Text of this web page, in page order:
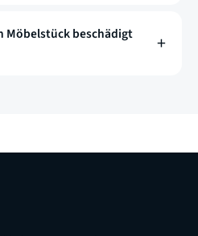
Möbelstück beschädigt